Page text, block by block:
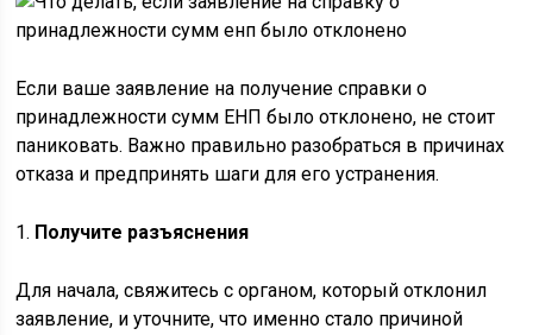
Если ваше заявление на получение справки о
принадлежности сумм ЕНП было отклонено, не стоит
паниковать. Важно правильно разобраться в причинах
отказа и предпринять шаги для его устранения.
1. Получите разъяснения
Для начала, свяжитесь с органом, который отклонил
заявление, и уточните, что именно стало причиной